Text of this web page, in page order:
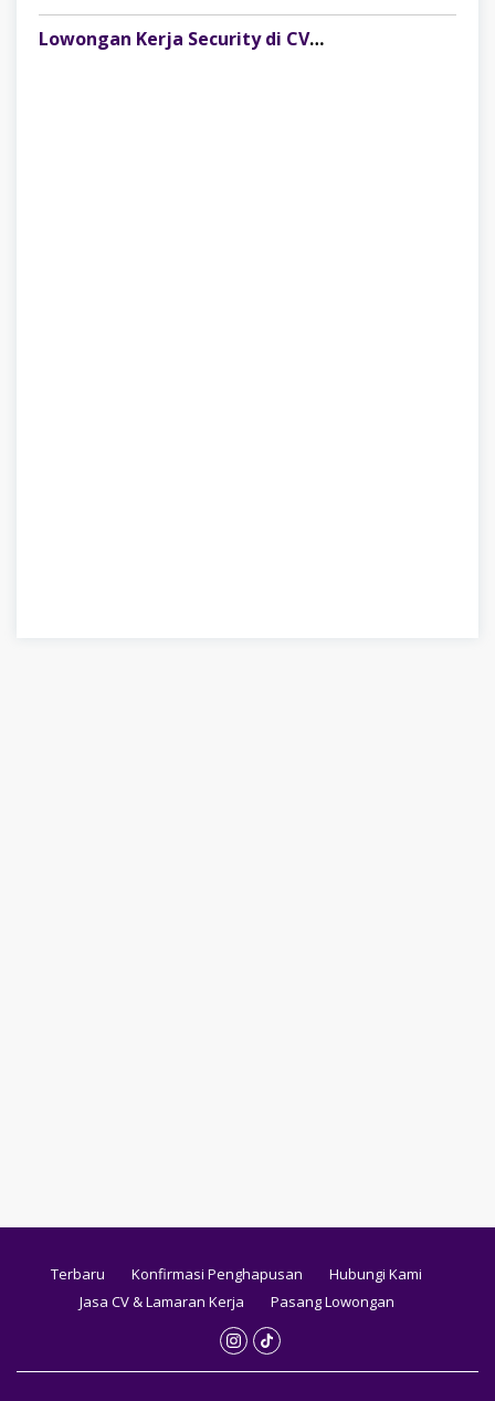
Lowongan Kerja Security di CV Indosteel Sumber Berkat Palembang
Terbaru Konfirmasi Penghapusan
Hubungi Kami
Jasa CV & Lamaran Kerja
Pasang Lowongan